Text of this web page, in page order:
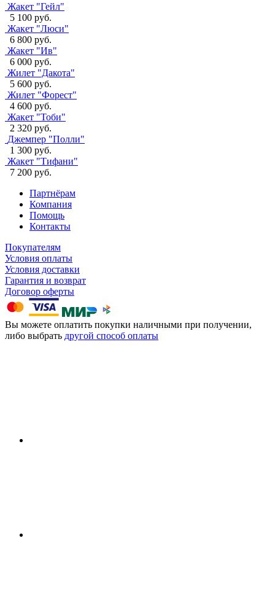
Жакет "Гейл"
5 100 руб.
Жакет "Люси"
6 800 руб.
Жакет "Ив"
6 000 руб.
Жилет "Дакота"
5 600 руб.
Жилет "Форест"
4 600 руб.
Жакет "Тоби"
2 320 руб.
Джемпер "Полли"
1 300 руб.
Жакет "Тифани"
7 200 руб.
Партнёрам
Компания
Помощь
Контакты
Покупателям
Условия оплаты
Условия доставки
Гарантия и возврат
Договор оферты
Вы можете оплатить покупки наличными при получении,
либо выбрать другой способ оплаты